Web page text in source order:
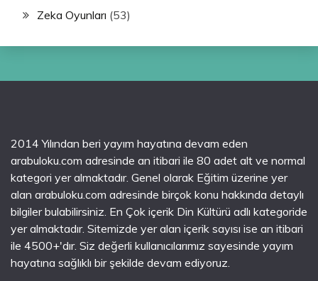
Zeka Oyunları (53)
2014 Yılından beri yayım hayatına devam eden
arabuloku.com adresinde an itibari ile 80 adet alt ve normal
kategori yer almaktadır. Genel olarak Eğitim üzerine yer
alan arabuloku.com adresinde birçok konu hakkında detaylı
bilgiler bulabilirsiniz. En Çok içerik Din Kültürü adlı kategoride
yer almaktadır. Sitemizde yer alan içerik sayısı ise an itibari
ile 4500+'dır. Siz değerli kullanıcılarımız sayesinde yayım
hayatına sağlıklı bir şekilde devam ediyoruz.